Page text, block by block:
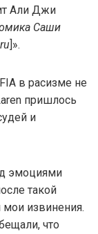
Али Джи
Саши
]».
в расизме не
пришлось
и
эмоциями
такой
извинения.
что